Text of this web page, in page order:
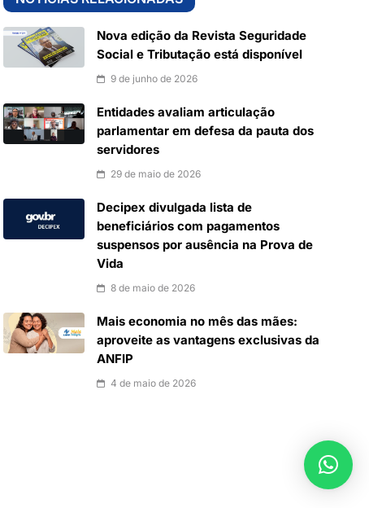
Nova edição da Revista Seguridade
Social e Tributação está disponível
9 de junho de 2026
Entidades avaliam articulação
parlamentar em defesa da pauta dos
servidores
29 de maio de 2026
Decipex divulgada lista de
beneficiários com pagamentos
suspensos por ausência na Prova de
Vida
8 de maio de 2026
Mais economia no mês das mães:
aproveite as vantagens exclusivas da
ANFIP
4 de maio de 2026